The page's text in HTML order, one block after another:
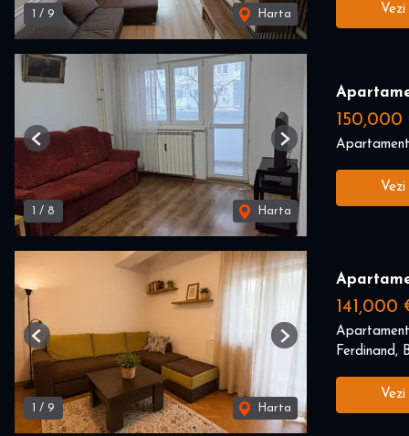
1 / 9 Harta
1 / 8 Harta
Previous Next
150,000
1 / 9 Harta
Previous Next
141,000
Ferdinand,